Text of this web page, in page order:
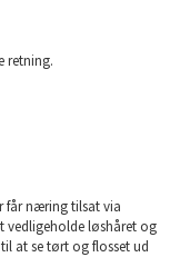
retning.
får næring tilsat via
vedligeholde løshåret og
at se tørt og flosset ud